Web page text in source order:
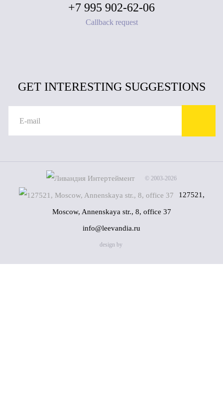
+7 995 902-62-06
Callback request
GET INTERESTING SUGGESTIONS
© 2003-2026
127521,
Moscow, Annenskaya str., 8, office 37
info@leevandia.ru
design by
Name(*)